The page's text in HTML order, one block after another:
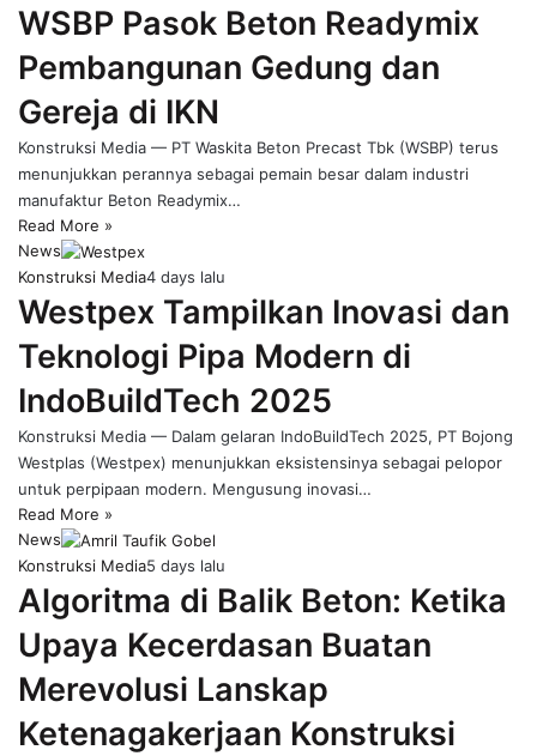
WSBP Pasok Beton Readymix
Pembangunan Gedung dan
Gereja di IKN
Konstruksi Media — PT Waskita Beton Precast Tbk (WSBP) terus
menunjukkan perannya sebagai pemain besar dalam industri
manufaktur Beton Readymix…
Read More »
News
Konstruksi Media4 days lalu
Westpex Tampilkan Inovasi dan
Teknologi Pipa Modern di
IndoBuildTech 2025
Konstruksi Media — Dalam gelaran IndoBuildTech 2025, PT Bojong
Westplas (Westpex) menunjukkan eksistensinya sebagai pelopor
untuk perpipaan modern. Mengusung inovasi…
Read More »
News
Konstruksi Media5 days lalu
Algoritma di Balik Beton: Ketika
Upaya Kecerdasan Buatan
Merevolusi Lanskap
Ketenagakerjaan Konstruksi